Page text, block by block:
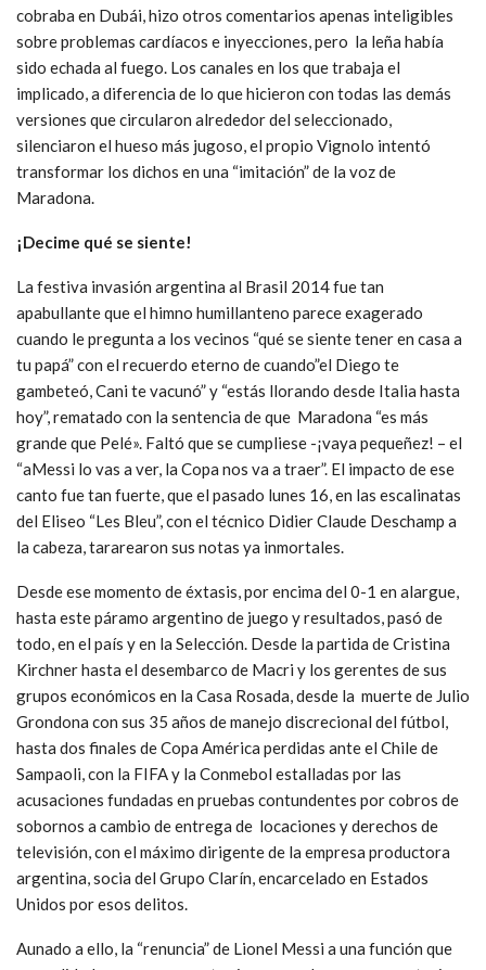
cobraba en Dubái, hizo otros comentarios apenas inteligibles
sobre problemas cardíacos e inyecciones, pero la leña había
sido echada al fuego. Los canales en los que trabaja el
implicado, a diferencia de lo que hicieron con todas las demás
versiones que circularon alrededor del seleccionado,
silenciaron el hueso más jugoso, el propio Vignolo intentó
transformar los dichos en una “imitación” de la voz de
Maradona.
¡Decime qué se siente!
La festiva invasión argentina al Brasil 2014 fue tan
apabullante que el himno humillanteno parece exagerado
cuando le pregunta a los vecinos “qué se siente tener en casa a
tu papá” con el recuerdo eterno de cuando”el Diego te
gambeteó, Cani te vacunó” y “estás llorando desde Italia hasta
hoy”, rematado con la sentencia de que Maradona “es más
grande que Pelé». Faltó que se cumpliese -¡vaya pequeñez! – el
“aMessi lo vas a ver, la Copa nos va a traer”. El impacto de ese
canto fue tan fuerte, que el pasado lunes 16, en las escalinatas
del Eliseo “Les Bleu”, con el técnico Didier Claude Deschamp a
la cabeza, tararearon sus notas ya inmortales.
Desde ese momento de éxtasis, por encima del 0-1 en alargue,
hasta este páramo argentino de juego y resultados, pasó de
todo, en el país y en la Selección. Desde la partida de Cristina
Kirchner hasta el desembarco de Macri y los gerentes de sus
grupos económicos en la Casa Rosada, desde la muerte de Julio
Grondona con sus 35 años de manejo discrecional del fútbol,
hasta dos finales de Copa América perdidas ante el Chile de
Sampaoli, con la FIFA y la Conmebol estalladas por las
acusaciones fundadas en pruebas contundentes por cobros de
sobornos a cambio de entrega de locaciones y derechos de
televisión, con el máximo dirigente de la empresa productora
argentina, socia del Grupo Clarín, encarcelado en Estados
Unidos por esos delitos.
Aunado a ello, la “renuncia” de Lionel Messi a una función que